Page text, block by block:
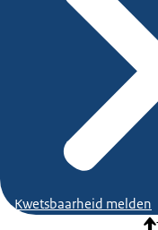
Kwetsbaarheid melden